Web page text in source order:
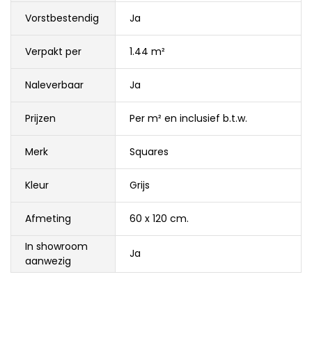
Vorstbestendig Ja
Verpakt per 1.44 m²
Naleverbaar Ja
Prijzen Per m² en inclusief b.t.w.
Merk Squares
Kleur Grijs
Afmeting
60 x 120 cm.
In showroom
aanwezig
Ja